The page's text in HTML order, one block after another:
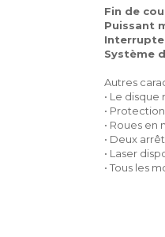
Fin de
Puissant
Système
Autres
• Le
•
• Roues
• Deux
• Laser
• Tous les